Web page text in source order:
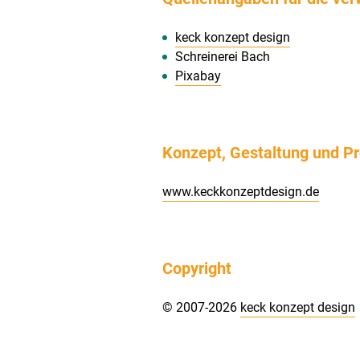
keck konzept design
Schreinerei Bach
Pixabay
Konzept, Gestaltung und
www.keckkonzeptdesign.de
Copyright
© 2007-2026 keck konzept design